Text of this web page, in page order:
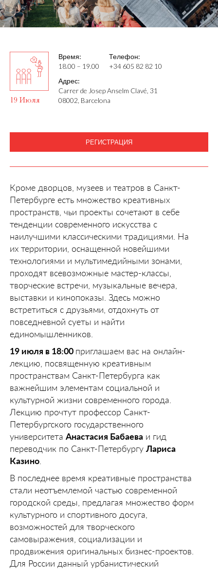
19 Июля
Время:
18.00 – 19.00
Телефон:
+34 605 82 82 10
Адрес:
Carrer de Josep Anselm Clavé, 31
08002, Barcelona
РЕГИСТРАЦИЯ
Кроме дворцов, музеев и театров в Санкт-
Петербурге есть множество креативных
пространств, чьи проекты сочетают в себе
тенденции современного искусства с
наилучшими классическими традициями. На
их территории, оснащенной новейшими
технологиями и мультимедийными зонами,
проходят всевозможные мастер-классы,
творческие встречи, музыкальные вечера,
выставки и кинопоказы. Здесь можно
встретиться с друзьями, отдохнуть от
повседневной суеты и найти
единомышленников.
19 июля в 18:00 приглашаем вас на онлайн-
лекцию, посвященную креативным
пространствам Санкт-Петербурга как
важнейшим элементам социальной и
культурной жизни современного города.
Лекцию прочтут профессор Санкт-
Петербургского государственного
университета Анастасия Бабаева и гид
переводчик по Санкт-Петербургу Лариса
Казино
В последнее время креативные пространства
стали неотъемлемой частью современной
городской среды, предлагая множество форм
культурного и спортивного досуга,
возможностей для творческого
самовыражения, социализации и
продвижения оригинальных бизнес-проектов.
Для России данный урбанистический